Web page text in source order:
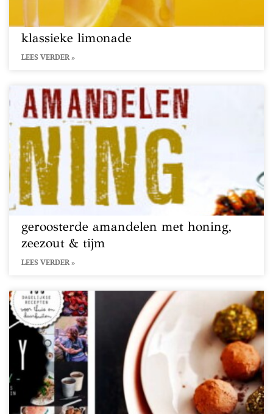
klassieke limonade
LEES VERDER »
geroosterde amandelen met honing,
zeezout & tijm
LEES VERDER »